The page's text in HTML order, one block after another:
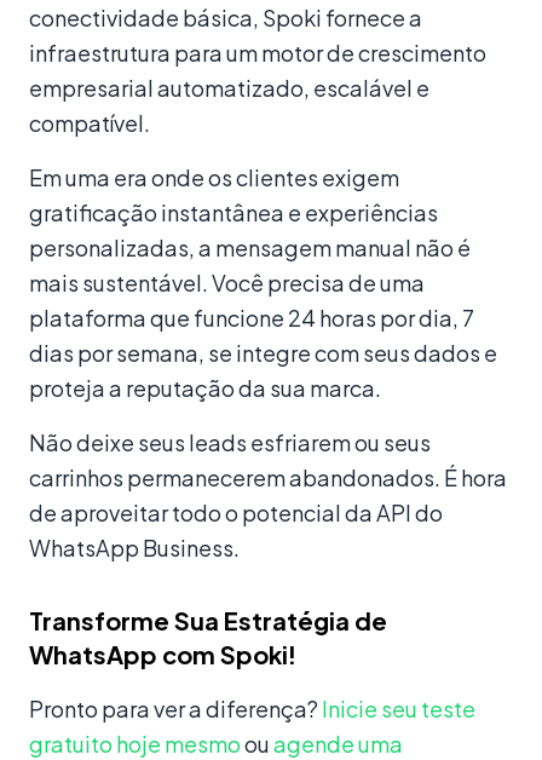
conectividade básica, Spoki fornece a
infraestrutura para um motor de crescimento
empresarial automatizado, escalável e
compatível.
Em uma era onde os clientes exigem
gratificação instantânea e experiências
personalizadas, a mensagem manual não é
mais sustentável. Você precisa de uma
plataforma que funcione 24 horas por dia, 7
dias por semana, se integre com seus dados e
proteja a reputação da sua marca.
Não deixe seus leads esfriarem ou seus
carrinhos permanecerem abandonados. É hora
de aproveitar todo o potencial da API do
WhatsApp Business.
Transforme Sua Estratégia de
WhatsApp com Spoki!
Pronto para ver a diferença? Inicie seu teste
gratuito hoje mesmoouagende uma